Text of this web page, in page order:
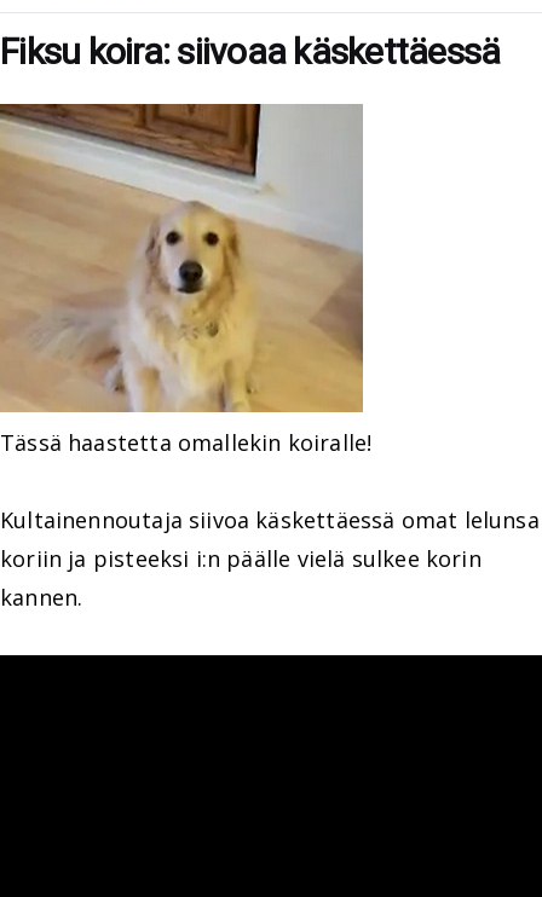
Fiksu koira: siivoaa käskettäessä
Tässä haastetta omallekin koiralle!
Kultainennoutaja siivoa käskettäessä omat lelunsa
koriin ja pisteeksi i:n päälle vielä sulkee korin
kannen.